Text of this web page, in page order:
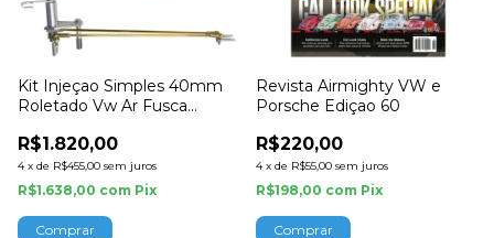
Kit Injeçao Simples 40mm
Roletado Vw Ar Fusca
R$1.820,00
4 x de R$455,00 sem juros
R$1.638,00 com Pix
Revista Airmighty VW e
Porsche Ediçao 60
R$220,00
4 x de R$55,00 sem juros
R$198,00 com Pix